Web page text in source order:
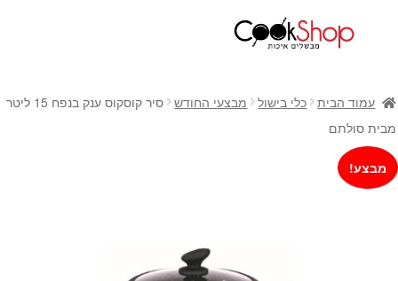
חנות
כלי בישול
סירים
מחבתות
כלי הגשה ואירוח
עמוד הבית כלי בישול מבצעי החודש
סיר קוסקוס ענק בנפח 15 ליטר
מבית סולתם
מבצע!